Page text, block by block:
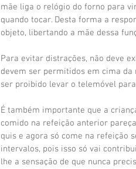
mãe liga o relógio do forno para
quando tocar. Desta forma a
objeto, libertando a mãe dessa
Para evitar distrações, não deve
devem ser permitidos em cima da
ser proibido levar o telemóvel
É também importante que a
comido na refeição anterior
quis e agora só come na refeição
intervalos, pois isso só vai
lhe a sensação de que nunca